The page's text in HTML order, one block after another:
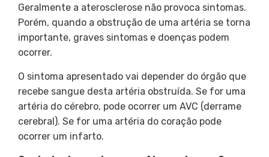
Geralmente a aterosclerose não provoca sintomas.
Porém, quando a obstrução de uma artéria se torna
importante, graves sintomas e doenças podem
ocorrer.
O sintoma apresentado vai depender do órgão que
recebe sangue desta artéria obstruída. Se for uma
artéria do cérebro, pode ocorrer um AVC (derrame
cerebral). Se for uma artéria do coração pode
ocorrer um infarto.